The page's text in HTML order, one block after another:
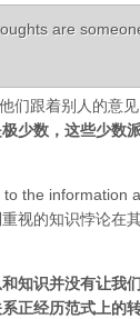
are
跟着别人的意
少数，这些少数
to the information
视的知识悖论在
知识并没有让我
系正经历范式上